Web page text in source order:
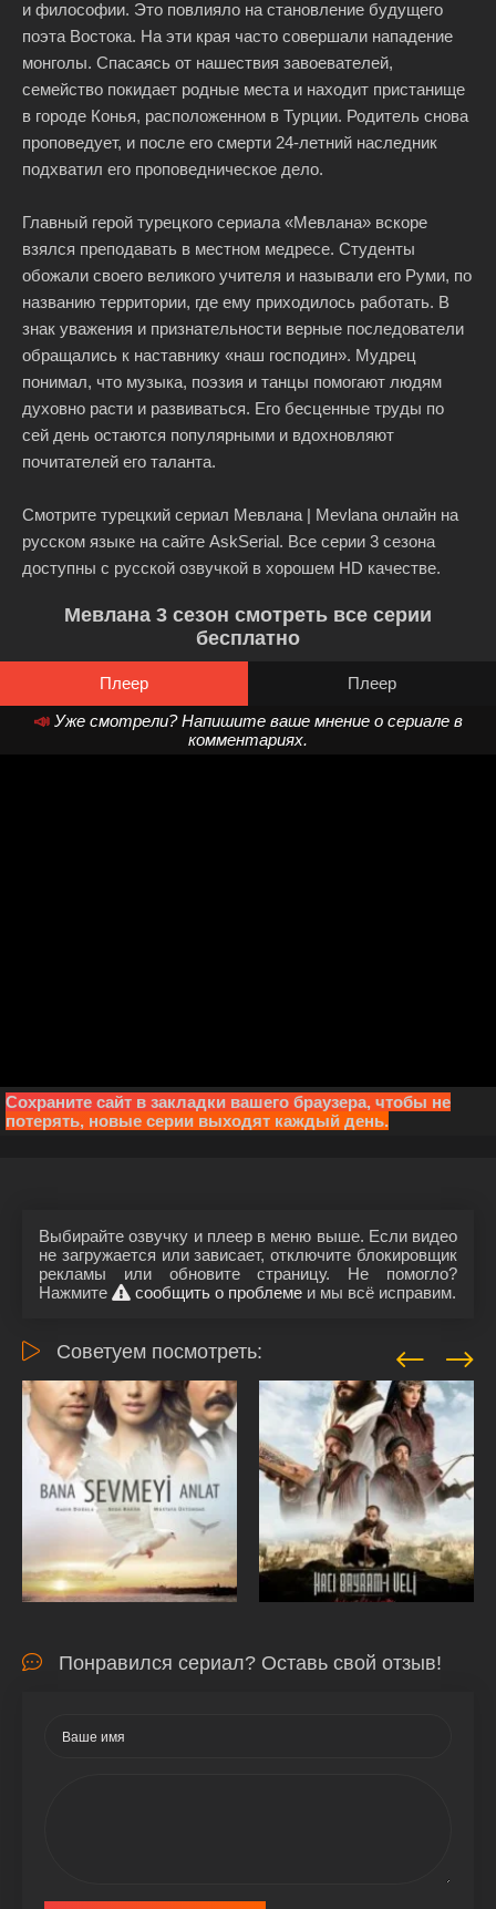
и философии. Это повлияло на становление будущего
поэта Востока. На эти края часто совершали нападение
монголы. Спасаясь от нашествия завоевателей,
семейство покидает родные места и находит пристанище
в городе Конья, расположенном в Турции. Родитель снова
проповедует, и после его смерти 24-летний наследник
подхватил его проповедническое дело.
Главный герой турецкого сериала «Мевлана» вскоре
взялся преподавать в местном медресе. Студенты
обожали своего великого учителя и называли его Руми, по
названию территории, где ему приходилось работать. В
знак уважения и признательности верные последователи
обращались к наставнику «наш господин». Мудрец
понимал, что музыка, поэзия и танцы помогают людям
духовно расти и развиваться. Его бесценные труды по
сей день остаются популярными и вдохновляют
почитателей его таланта.
Смотрите турецкий сериал Мевлана | Mevlana онлайн на
русском языке на сайте AskSerial. Все серии 3 сезона
доступны с русской озвучкой в хорошем HD качестве.
Мевлана 3 сезон смотреть все серии
бесплатно
Плеер
Плеер
📣 Уже смотрели? Напишите ваше мнение о сериале в
комментариях.
Сохраните сайт в закладки вашего браузера, чтобы не
потерять, новые серии выходят каждый день.
Выбирайте озвучку и плеер в меню выше. Если видео
не загружается или зависает, отключите блокировщик
рекламы или обновите страницу. Не помогло?
Нажмите
сообщить о проблеме и мы всё исправим.
Советуем посмотреть:
Понравился сериал? Оставь свой отзыв!